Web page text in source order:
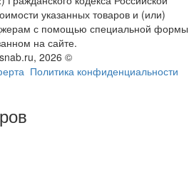
указанных товаров и (или)
с помощью специальной формы
на сайте.
2026 ©
Политика конфиденциальности